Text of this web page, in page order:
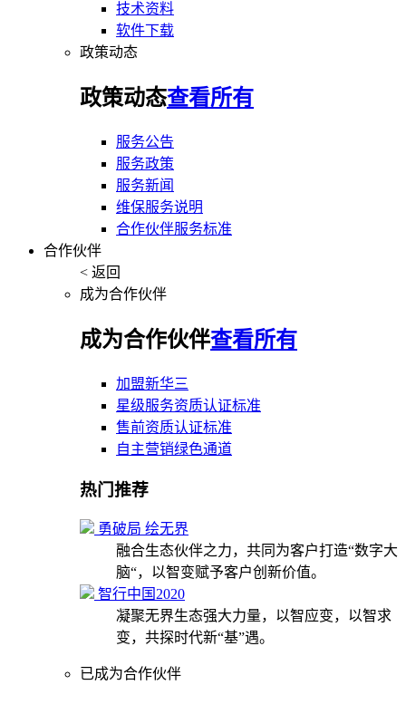
技术资料
软件下载
政策动态
政策动态查看所有
服务公告
服务政策
服务新闻
维保服务说明
合作伙伴服务标准
合作伙伴
< 返回
成为合作伙伴
成为合作伙伴查看所有
加盟新华三
星级服务资质认证标准
售前资质认证标准
自主营销绿色通道
热门推荐
勇破局 绘无界
融合生态伙伴之力，共同为客户打造“数字大
脑“，以智变赋予客户创新价值。
智行中国2020
凝聚无界生态强大力量，以智应变，以智求
变，共探时代新“基”遇。
已成为合作伙伴